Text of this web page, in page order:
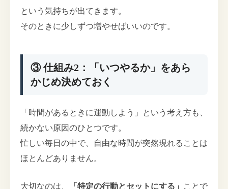
という気持ちが出てきます。
そのときに少しずつ増やせばいいのです。
③ 仕組み2：「いつやるか」をあら
かじめ決めておく
「時間があるときに運動しよう」という考え方も、
続かない原因のひとつです。
忙しい毎日の中で、自由な時間が突然現れることは
ほとんどありません。
大切なのは、 「特定の行動とセットにする」
ことで